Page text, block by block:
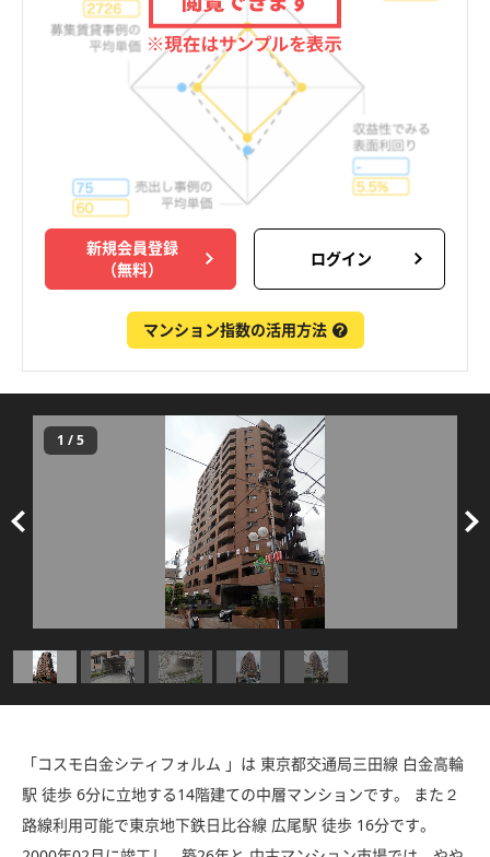
新規会員登録
（無料）
ログイン
マンション指数の活用方法
1 /5
「コスモ白金シティフォルム 」は 東京都交通局三田線 白金高輪
駅 徒歩 6分に立地する14階建ての中層マンションです。 また２
路線利用可能で東京地下鉄日比谷線 広尾駅 徒歩 16分です。